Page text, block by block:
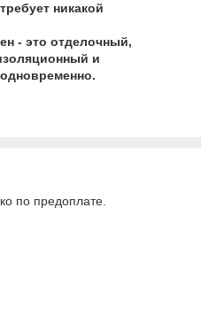
никакой
- это отделочный,
и
по предоплате.